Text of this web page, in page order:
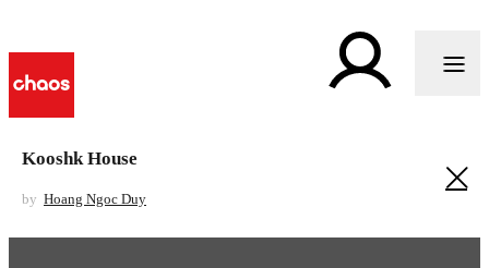
Kooshk House
by Hoang Ngoc Duy